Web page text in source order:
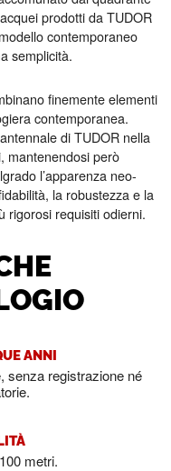
prodotti da TUDOR
contemporaneo
semplicità.
finemente elementi
contemporanea.
di TUDOR nella
mantenendosi però
l’apparenza neo-
la robustezza e la
rigorosi requisiti odierni.
ANNI
senza registrazione né
metri.